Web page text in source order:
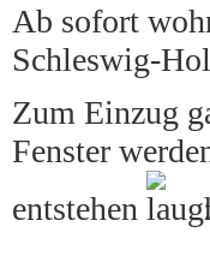
Ab sofort
Schleswig-
Zum Einzug
Fenster
entstehen